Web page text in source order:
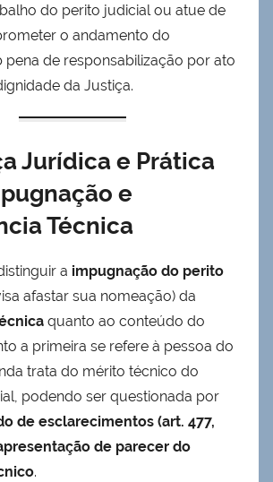
do perito judicial ou atue de
o andamento do
pena de responsabilização por ato
da Justiça.
Jurídica e Prática
e
Técnica
a impugnação do perito
afastar sua nomeação) da
quanto ao conteúdo do
a primeira se refere à pessoa do
trata do mérito técnico do
podendo ser questionada por
de esclarecimentos (art. 477,
de parecer do
.